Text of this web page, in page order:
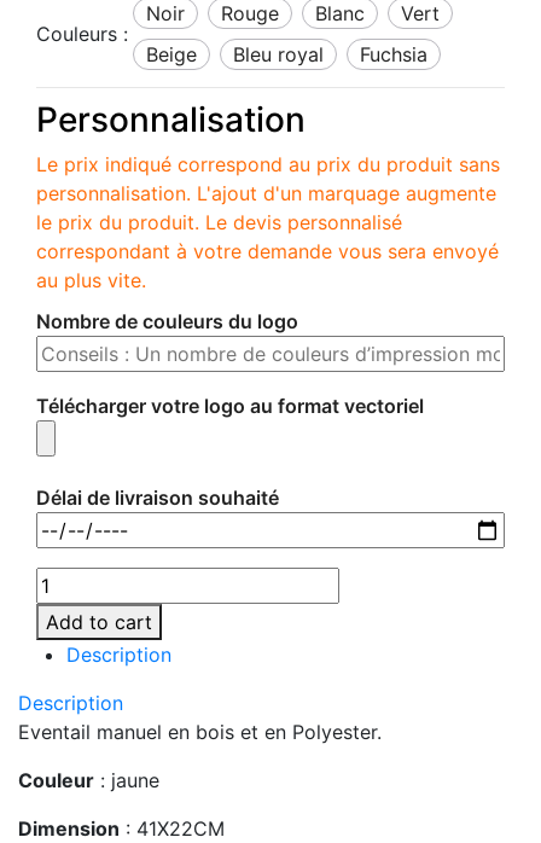
Couleurs :
noir rouge blanc
vert
beige
bleu royal fuchsia
Personnalisation
Le prix indiqué correspond au prix du produit sans
personnalisation. L'ajout d'un marquage augmente
le prix du produit. Le devis personnalisé
correspondant à votre demande vous sera envoyé
au plus vite.
Nombre de couleurs du logo
Télécharger votre logo au format vectoriel
Délai de livraison souhaité
Add to cart
Description
Description
Eventail manuel en bois et en Polyester.
Couleur : jaune
Dimension : 41X22CM